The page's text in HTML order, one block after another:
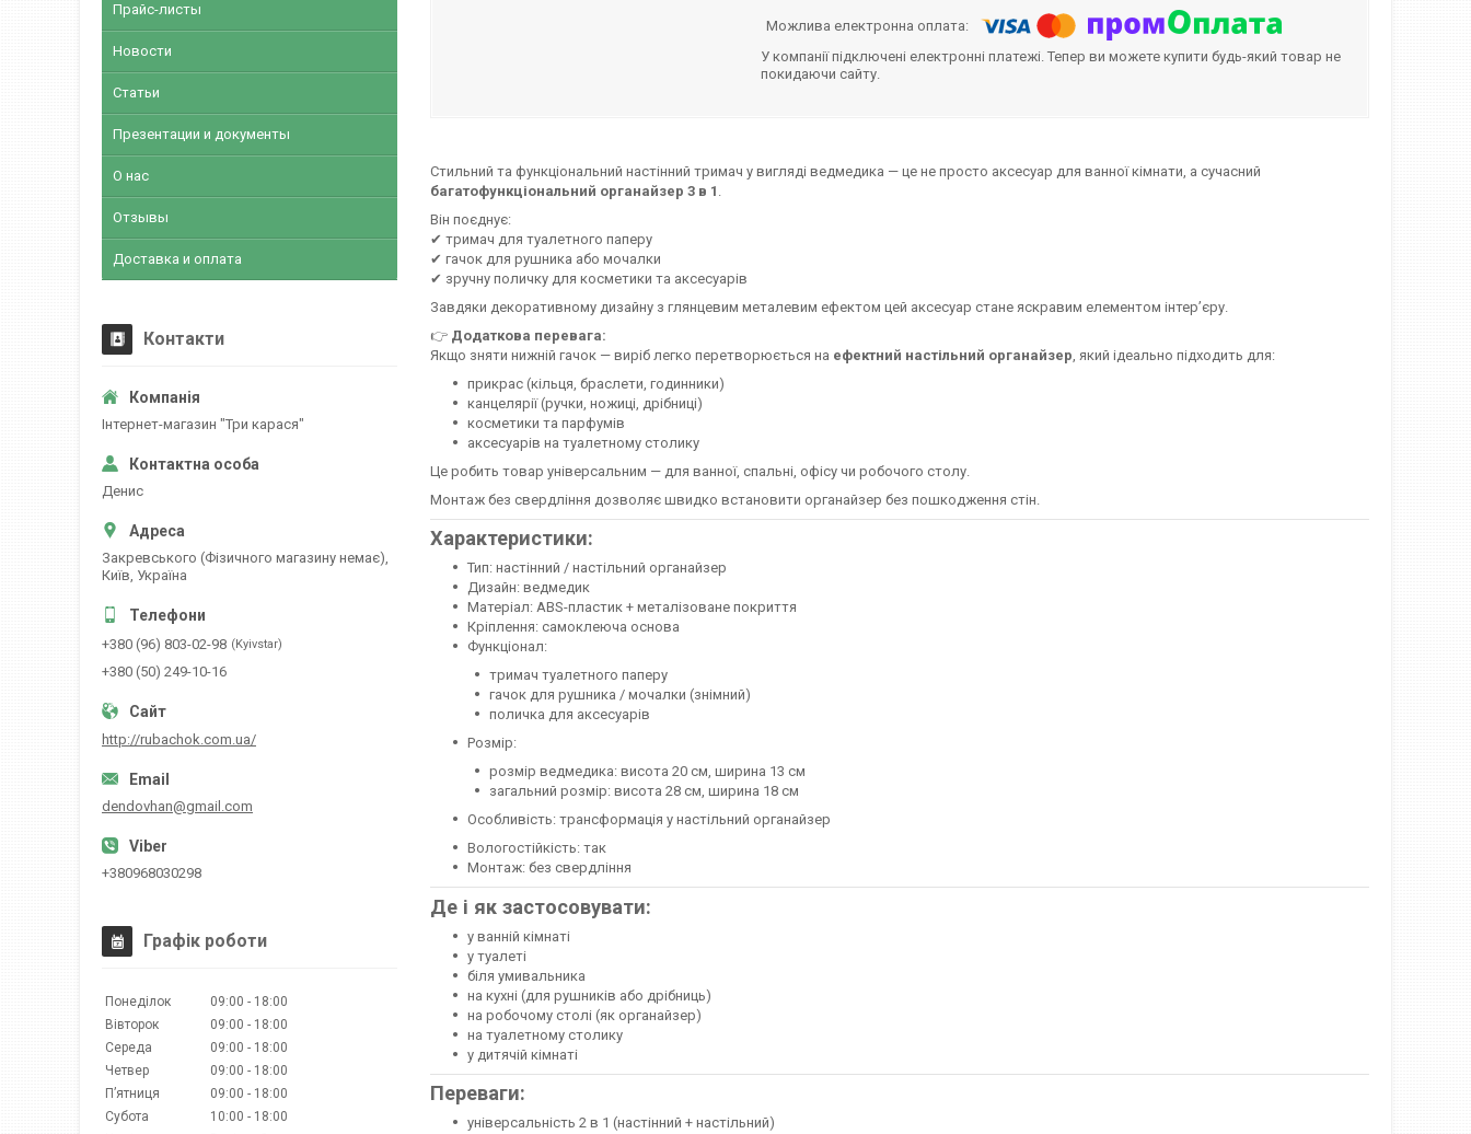
У компанії підключені електронні платежі. Тепер ви можете купити будь-який товар не
покидаючи сайту.
Стильний та функціональний настінний тримач у вигляді ведмедика — це не просто аксесуар для ванної кімнати, а сучасний
багатофункціональний органайзер 3 в 1 .
Він поєднує:
✔ тримач для туалетного паперу
✔ гачок для рушника або мочалки
✔ зручну поличку для косметики та аксесуарів
Завдяки декоративному дизайну з глянцевим металевим ефектом цей аксесуар стане яскравим елементом інтер’єру.
👉 Додаткова перевага:
Якщо зняти нижній гачок — виріб легко перетворюється на ефектний настільний органайзер, який ідеально підходить для:
прикрас (кільця, браслети, годинники)
канцелярії (ручки, ножиці, дрібниці)
косметики та парфумів
аксесуарів на туалетному столику
Це робить товар універсальним — для ванної, спальні, офісу чи робочого столу.
Монтаж без свердління дозволяє швидко встановити органайзер без пошкодження стін.
Характеристики:
Тип: настінний / настільний органайзер
Дизайн: ведмедик
Матеріал: ABS-пластик + металізоване покриття
Кріплення: самоклеюча основа
Функціонал:
тримач туалетного паперу
гачок для рушника / мочалки (знімний)
поличка для аксесуарів
Розмір:
розмір ведмедика: висота 20 см, ширина 13 см
загальний розмір: висота 28 см, ширина 18 см
Особливість: трансформація у настільний органайзер
Вологостійкість: так
Монтаж: без свердління
Де і як застосовувати:
у ванній кімнаті
у туалеті
біля умивальника
на кухні (для рушників або дрібниць)
на робочому столі (як органайзер)
на туалетному столику
у дитячій кімнаті
Переваги:
універсальність 2 в 1 (настінний + настільний)
Прайс-листы
Новости
Статьи
Презентации и документы
О нас
Отзывы
Доставка и оплата
Контакти
Інтернет-магазин "Три карася"
Денис
Закревського (Фізичного магазину немає),
Київ, Україна
+380 (96) 803-02-98 Kyivstar
+380 (50) 249-10-16
http://rubachok.com.ua/
dendovhan@gmail.com
+380968030298
Графік роботи
Понеділок 09:00
18:00
Вівторок
09:00
18:00
Середа
09:00
18:00
Четвер
09:00
18:00
Пʼятниця
09:00
18:00
Субота
10:00
18:00